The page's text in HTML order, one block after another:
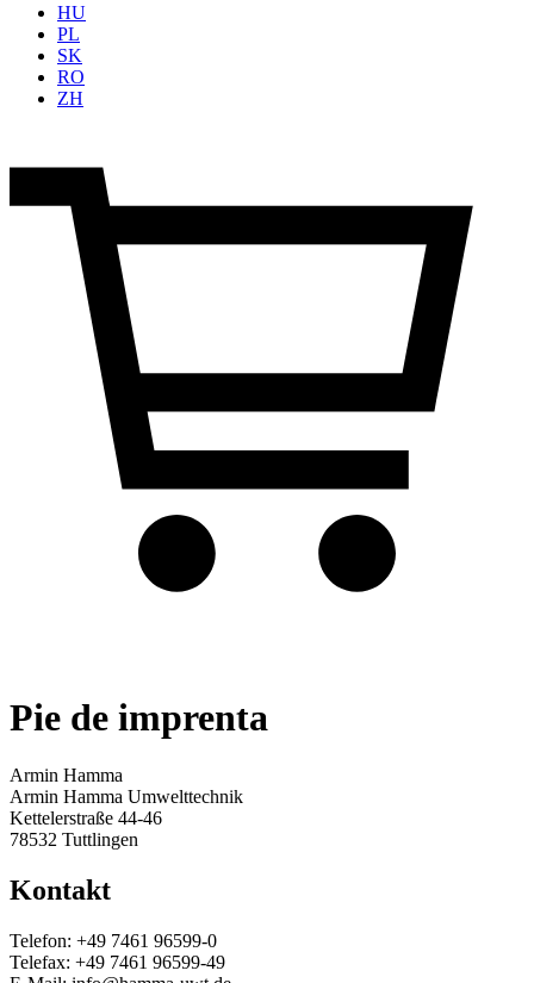
HU
PL
SK
RO
ZH
Pie de imprenta
Armin Hamma
Armin Hamma Umwelttechnik
Kettelerstraße 44-46
78532 Tuttlingen
Kontakt
Telefon: +49 7461 96599-0
Telefax: +49 7461 96599-49